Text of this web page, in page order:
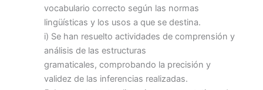
vocabulario correcto según las normas
lingüísticas y los usos a que se destina.
i) Se han resuelto actividades de comprensión y
análisis de las estructuras
gramaticales, comprobando la precisión y
validez de las inferencias realizadas.